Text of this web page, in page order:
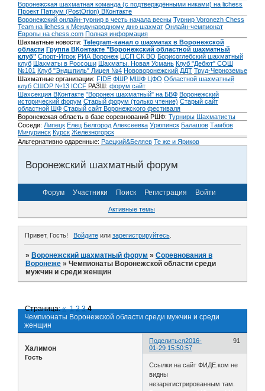
Воронежская шахматная команда (с подтверждёнными никами) на lichess
Проект Патиум (PostOrion) ВКонтакте
Воронежский онлайн-турнир в честь начала весны Турнир Voronezh Chess
Team на lichess к Международному дню шахмат Онлайн-чемпионат
Европы на chess.com Полная информация
Шахматные новости: Telegram-канал о шахматах в Воронежской
области Группа ВКонтакте "Воронежский областной шахматный
клуб" Спорт-Игрок РИА Воронеж ЦСП СК ВО Борисоглебский шахматный
клуб Шахматы в Россоши Шахматы. Новая Усмань Клуб "Дебют" СОШ
№101 Клуб "Эндшпиль" Лицея №4 Нововоронежский ДДТ Труд-Черноземье
Шахматные организации: FIDE ФШР МШФ ЦФО Областной шахматный
клуб СШОР №13 ICCF РАЗШ: форум сайт
Шахсекция ВКонтакте "Воронеж шахматный" на БВФ Воронежский
исторический форум Cтарый форум (только чтение) Старый сайт
областной ШФ Старый сайт Воронежского фестиваля
Воронежская область в базе соревнований РШФ: Турниры Шахматисты
Соседи: Липецк Елец Белгород Алексеевка Урюпинск Балашов Тамбов
Мичуринск Курск Железногорск
Альтернативно одаренные: Раецкий&Беляев Те же и Яриков
Воронежский шахматный форум
Форум Участники Поиск Регистрация Войти
Активные темы
Привет, Гость! Войдитеили зарегистрируйтесь.
»Воронежский шахматный форум »Соревнования в
Воронеже »Чемпионаты Воронежской области среди
мужчин и среди женщин
Чемпионаты Воронежской области среди мужчин и среди
женщин
Страница:« 1 2 3 4
Поделиться 91
2016-
01-29 15:50:57
Халимон
Гость
Ссылки на сайт ФИДЕ.ком не
видны
незарегистрированным там.